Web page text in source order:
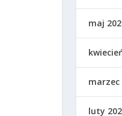
maj
marzec
luty